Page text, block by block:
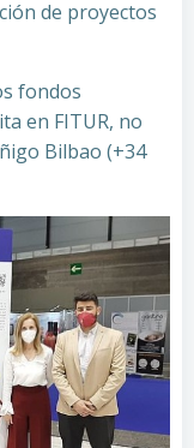
de proyectos
fondos
en FITUR, no
Bilbao (+34